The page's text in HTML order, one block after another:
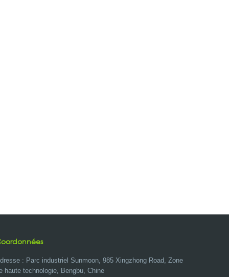
: Parc industriel Sunmoon, 985 Xingzhong Road, Zone
haute technologie, Bengbu, Chine